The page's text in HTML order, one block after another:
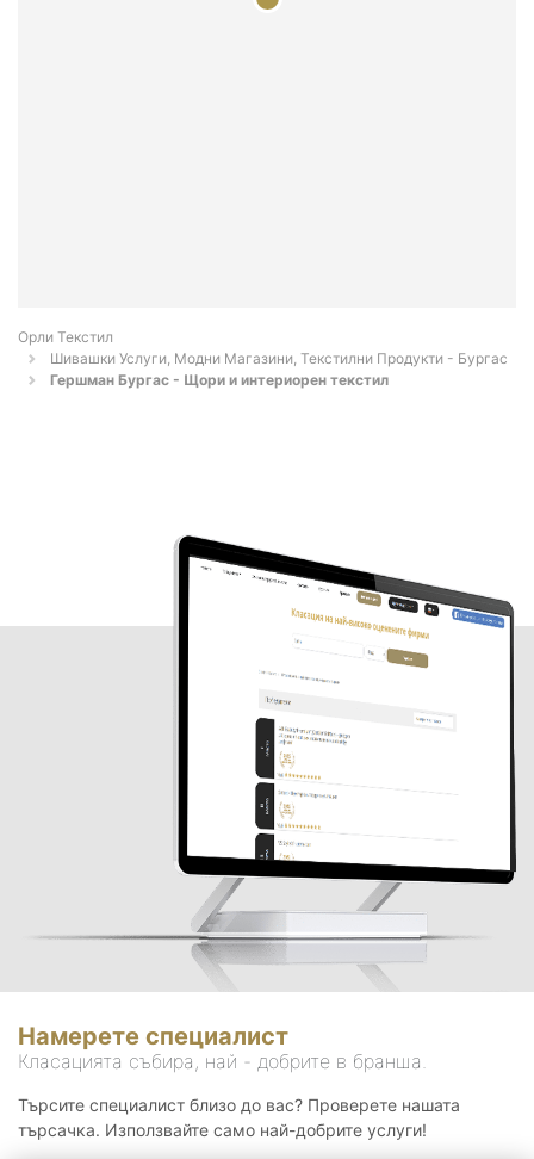
Орли Текстил
Шивашки Услуги, Модни Магазини, Текстилни Продукти - Бургас
Гершман Бургас - Щори и интериорен текстил
Намерете специалист
Класацията събира, най - добрите в бранша.
Търсите специалист близо до вас? Проверете нашата
търсачка. Използвайте само най-добрите услуги!